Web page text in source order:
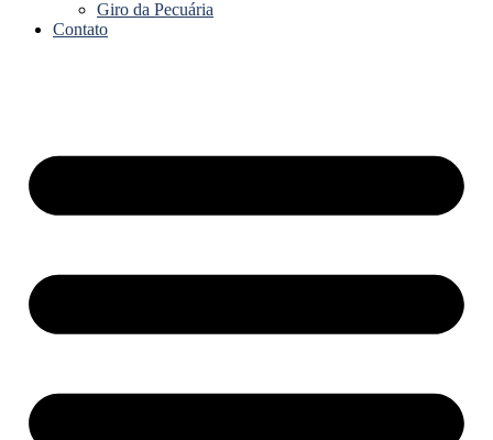
Giro da Pecuária
Contato